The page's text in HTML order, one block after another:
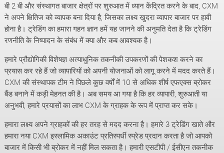
बी 2 बी और संस्थागत बाजार क्षेत्रों पर शुरुआत में ध्यान केंद्रित करने के बाद, CXM
ने अपने क्षितिज को व्यापक बना दिया है, जिसका लक्ष्य खुदरा व्यापार बाजार पर हावी
होना है। ट्रेडिंग का हमारा गहन ज्ञान हमें यह जानने की अनुमति देता है कि ट्रेडिंग
रणनीति के निष्पादन के संबंध में क्या और कब आवश्यक है।
हमारे प्रौद्योगिकी विशेषज्ञ अत्याधुनिक तकनीकी उपकरणों की पेशकश करने का
प्रयास कर रहे हैं जो व्यापारियों को अपनी योजनाओं को लागू करने में मदद करते हैं।
CXM की संस्थापक टीम ने पिछले कुछ वर्षों में 10 से अधिक शीर्ष एफएक्स ब्रोकर
बैंड बनाने में कड़ी मेहनत की है। अब समय आ गया है कि हर व्यापारी, शुरुआती या
अनुभवी, हमारे प्रयासों का लाभ CXM के ग्राहक के रूप में प्राप्त कर सके।
हमारा लक्ष्य अपने ग्राहकों की हर तरह से मदद करना है। हमारे 3 ट्रेडिंग खाते और
हमारा नया CXM इस्लामिक अकाउंट प्रतिस्पर्धी स्प्रेड प्रदान करता है जो आपको
बाजार में किसी भी ब्रोकर में नहीं मिल सकता है। हमारी एसटीपी / ईसीएन तकनीक